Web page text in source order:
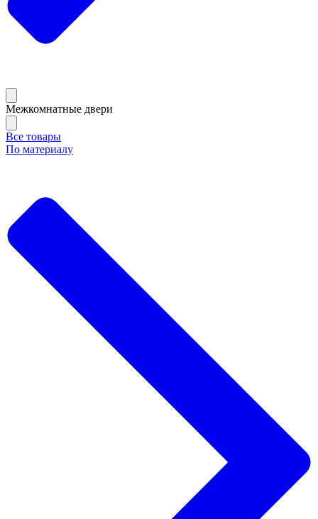
Межкомнатные двери
Все товары
По материалу